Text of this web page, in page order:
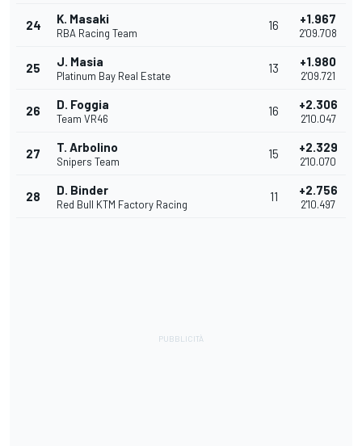
24 K. Masaki
RBA Racing Team
16 +1.967
2'09.708
25 J. Masia
Platinum Bay Real Estate
13 +1.980
2'09.721
26 D. Foggia
Team VR46
16 +2.306
2'10.047
27 T. Arbolino
Snipers Team
15 +2.329
2'10.070
28 D. Binder
Red Bull KTM Factory Racing
11 +2.756
2'10.497